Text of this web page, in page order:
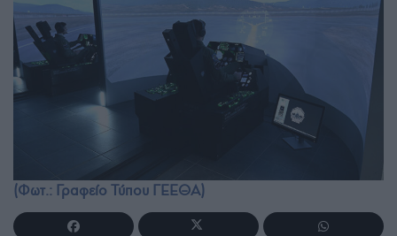
(Φωτ.: Γραφείο Τύπου ΓΕΕΘΑ)